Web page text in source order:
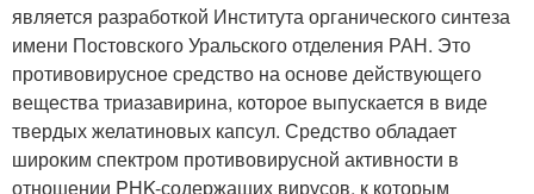
является разработкой Института органического синтеза
имени Постовского Уральского отделения РАН. Это
противовирусное средство на основе действующего
вещества триазавирина, которое выпускается в виде
твердых желатиновых капсул. Средство обладает
широким спектром противовирусной активности в
отношении PНK-содержащих вирусов, к которым